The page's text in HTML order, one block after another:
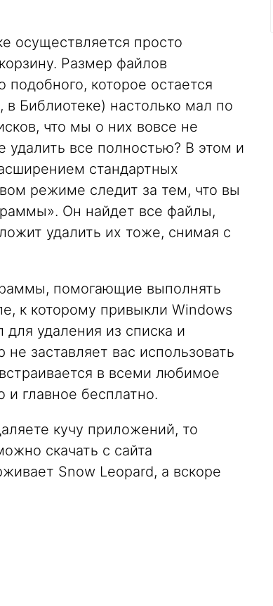
осуществляется просто
Размер файлов
подобного, которое остается
Библиотеке) настолько мал по
что мы о них вовсе не
все полностью? В этом и
стандартных
режиме следит за тем, что вы
Он найдет все файлы,
удалить их тоже, снимая с
помогающие выполнять
к которому привыкли Windows
удаления из списка и
заставляет вас использовать
в всеми любимое
главное бесплатно.
кучу приложений, то
скачать с сайта
Snow Leopard, а вскоре